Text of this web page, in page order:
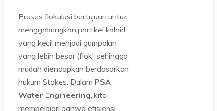
Proses flokulasi bertujuan untuk
menggabungkan partikel koloid
yang kecil menjadi gumpalan
yang lebih besar (flok) sehingga
mudah diendapkan berdasarkan
hukum Stokes. Dalam PSA
Water Engineering , kita
mempelajari bahwa efisiensi